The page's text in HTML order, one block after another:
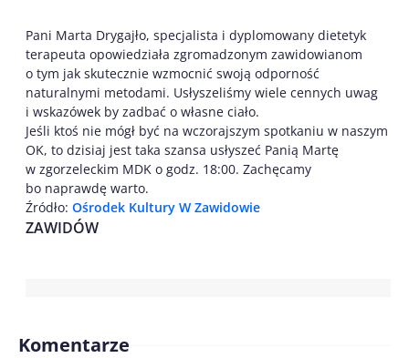
Pani Marta Drygajło, specjalista i dyplomowany dietetyk
terapeuta opowiedziała zgromadzonym zawidowianom
o tym jak skutecznie wzmocnić swoją odporność
naturalnymi metodami. Usłyszeliśmy wiele cennych uwag
i wskazówek by zadbać o własne ciało.
Jeśli ktoś nie mógł być na wczorajszym spotkaniu w naszym
OK, to dzisiaj jest taka szansa usłyszeć Panią Martę
w zgorzeleckim MDK o godz. 18:00. Zachęcamy
bo naprawdę warto.
Źródło: Ośrodek Kultury W Zawidowie
ZAWIDÓW
Komentarze